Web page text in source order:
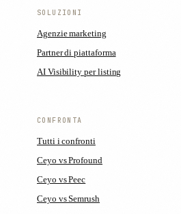
SOLUZIONI
Agenzie marketing
Partner di piattaforma
AI Visibility per listing
CONFRONTA
Tutti i confronti
Ceyo vs Profound
Ceyo vs Peec
Ceyo vs Semrush